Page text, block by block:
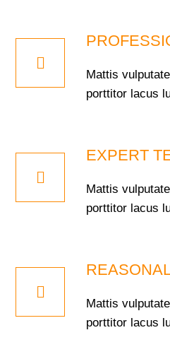
Mattis
porttitor lacus
EXPERT
Mattis
porttitor lacus
Mattis
porttitor lacus